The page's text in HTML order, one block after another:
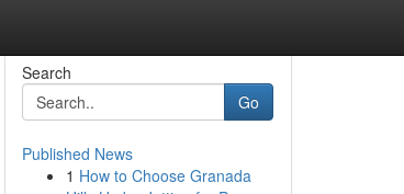
Search
Go
Published News
1 How to Choose Granada